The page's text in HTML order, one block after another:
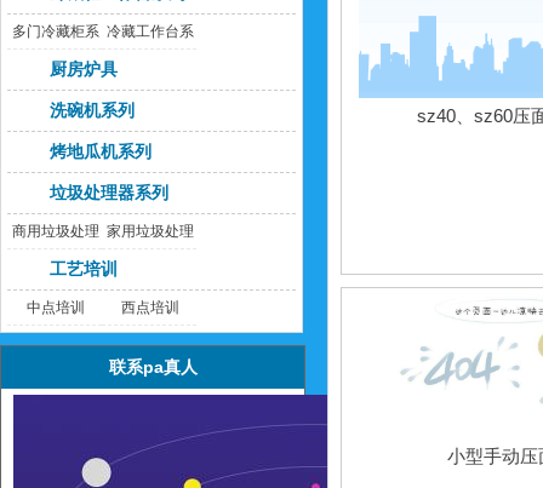
多门冷藏柜系
列
冷藏工作台系
厨房炉具
洗碗机系列
烤地瓜机系列
垃圾处理器系列
商用垃圾处理
器
家用垃圾处理
工艺培训
中点培训 西点培训
联系pa真人
sz40、sz60压
小型手动压